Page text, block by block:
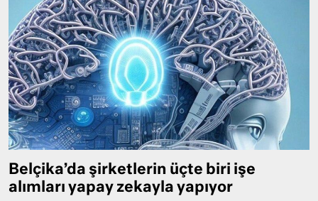
Belçika’da şirketlerin üçte biri işe
alımları yapay zekayla yapıyor